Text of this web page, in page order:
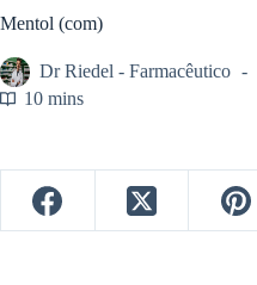
Mentol (com)
Dr Riedel - Farmacêutico
10 mins